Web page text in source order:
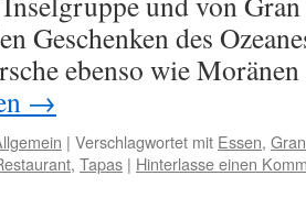
Geschenken des
ebenso wie
→
| Verschlagwortet mit Essen,
, Tapas | Hinterlasse einen